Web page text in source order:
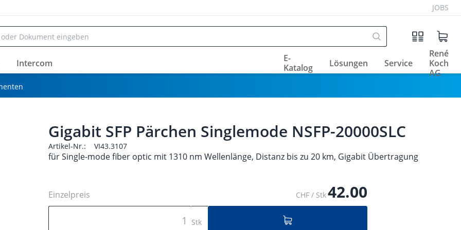
JOBS
Intercom
E-
Katalog
Lösungen Service
René
Koch
AG
Gigabit SFP Pärchen Singlemode NSFP-20000SLC
Artikel-Nr.: VI43.3107
für Single-mode fiber optic mit 1310 nm Wellenlänge, Distanz bis zu 20 km, Gigabit Übertragung
Einzelpreis CHF / Stk42.00
Stk